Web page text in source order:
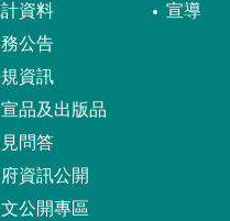
資料
公告
資訊
品及出版品
問答
資訊公開
公開專區
宣導